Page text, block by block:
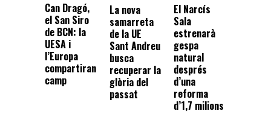
Can Dragó,
el San Siro
de BCN: la
UESA i
l’Europa
compartiran
camp
La nova
samarreta
de la UE
Sant Andreu
busca
recuperar la
glòria del
passat
El Narcís
Sala
estrenarà
gespa
natural
després
d’una
reforma
d’1,7 milions